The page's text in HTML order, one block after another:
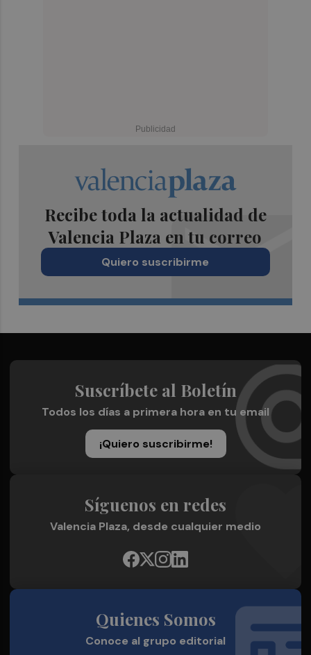
Recibe toda la actualidad de
Valencia Plaza en tu correo
Quiero suscribirme
Suscríbete al Boletín
Todos los días a primera hora en tu email
¡Quiero suscribirme!
Síguenos en redes
Valencia Plaza, desde cualquier medio
Quienes Somos
Conoce al grupo editorial